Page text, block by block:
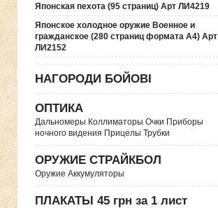
Японская пехота (95 страниц) Арт ЛИ4219
Японское холодное оружие Военное и
гражданское (280 страниц формата А4) Арт
ЛИ2152
НАГОРОДИ БОЙОВІ
ОПТИКА
Дальномеры Коллиматоры Очки Приборы
ночного видения Прицелы Трубки
ОРУЖИЕ СТРАЙКБОЛ
Оружие Аккумуляторы
ПЛАКАТЫ 45 грн за 1 лист